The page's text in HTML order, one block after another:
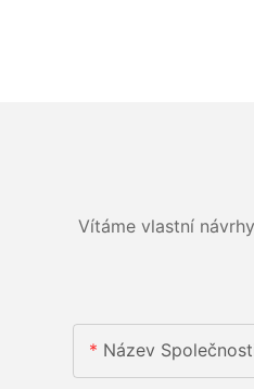
Vítáme vlastní
Název